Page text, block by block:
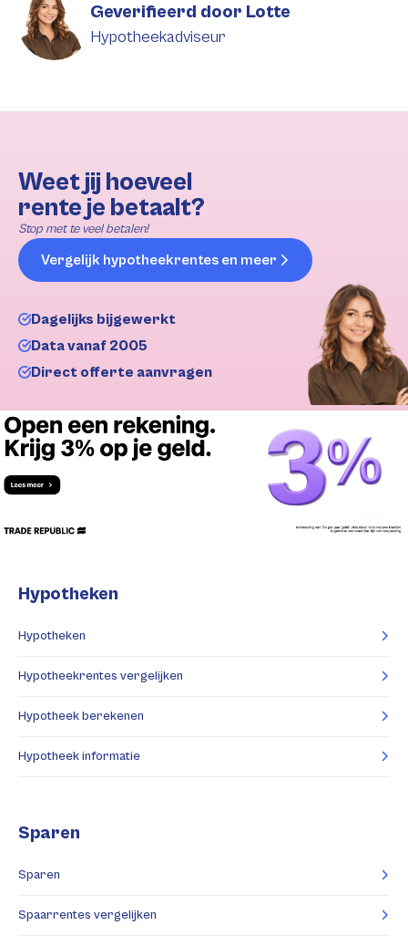
Geverifieerd door Lotte
Hypotheekadviseur
Weet jij hoeveel
rente je betaalt?
Stop met te veel betalen!
Vergelijk hypotheekrentes en meer
Dagelijks bijgewerkt
Data vanaf 2005
Direct offerte aanvragen
Hypotheken
Hypotheken
Hypotheekrentes vergelijken
Hypotheek berekenen
Hypotheek informatie
Sparen
Sparen
Spaarrentes vergelijken